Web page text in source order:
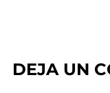
DEJA UN